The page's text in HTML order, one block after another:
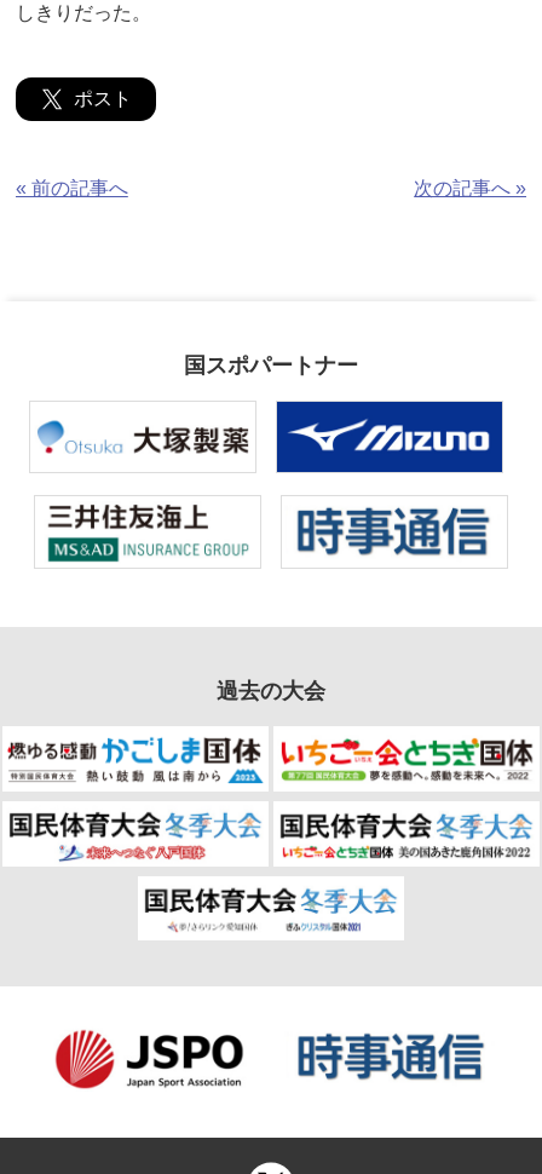
しきりだった。
ポスト
« 前の記事へ 次の記事へ »
国スポパートナー
過去の大会